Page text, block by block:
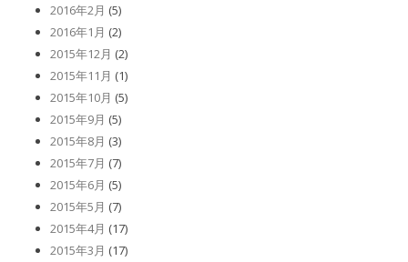
2016年2月 (5)
2016年1月 (2)
2015年12月 (2)
2015年11月 (1)
2015年10月 (5)
2015年9月 (5)
2015年8月 (3)
2015年7月 (7)
2015年6月 (5)
2015年5月 (7)
2015年4月 (17)
2015年3月 (17)